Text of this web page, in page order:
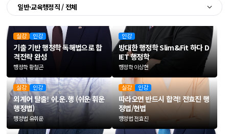
일반·교육행정직 / 전체
실강 인강
기출 기반행정학 독해법으로합
격전략 완성
행정학 황철곤
인강
방대한 행정학 Slim&Fit 하다 D
IET 행정학
행정학 이상헌
실강 인강
외계어 탈출!쉬.운.행 (쉬운 휘운
행정법)
행정법 유휘운
실강 인강
따라오면 반드시 합격!전효진 행
정법/헌법
행정법 전효진